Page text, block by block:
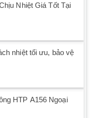
Nhiệt Giá Tốt Tại
nhiệt tối ưu, bảo vệ
HTP A156 Ngoại